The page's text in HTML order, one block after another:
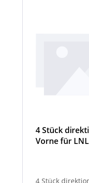
4 Stück
Vorne für LNL
4 Stück